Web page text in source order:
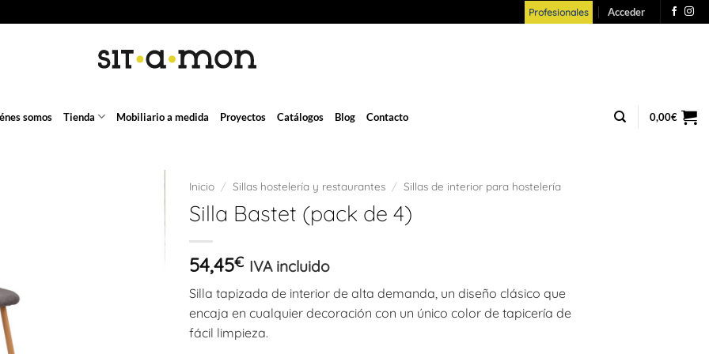
Profesionales Acceder
somos Tienda Mobiliario a medida Proyectos Catálogos Blog Contacto 0,00€
Inicio / Sillas hostelería y restaurantes / Sillas de interior para hostelería
Silla Bastet (pack de 4)
54,45€ IVA incluido
Silla tapizada de interior de alta demanda, un diseño clásico que
encaja en cualquier decoración con un único color de tapicería de
fácil limpieza.